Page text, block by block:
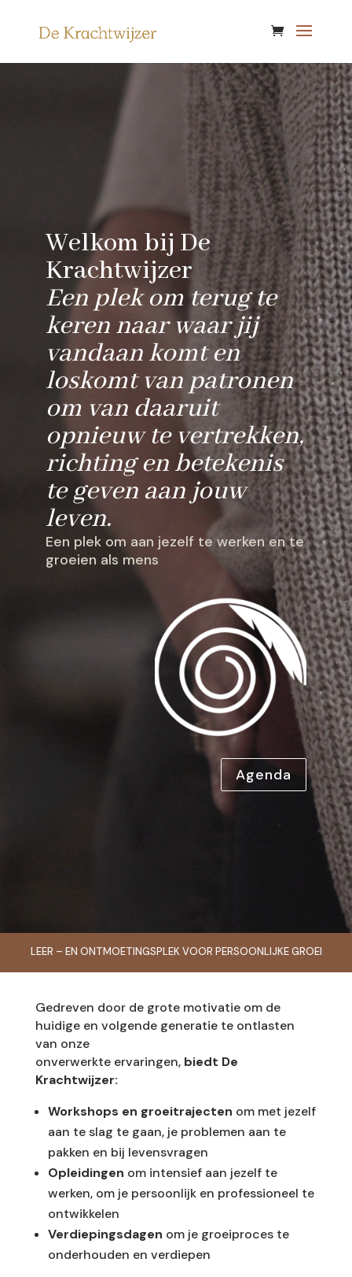
Welkom bij De
Krachtwijzer
Een plek om terug te
keren naar waar jij
vandaan komt en
loskomt van patronen
om van daaruit
opnieuw te vertrekken,
richting en betekenis
te geven aan jouw
leven.
Een plek om aan jezelf te werken en te
groeien als mens
Agenda
LEER – EN ONTMOETINGSPLEK VOOR PERSOONLIJKE GROEI
Gedreven door de grote motivatie om de
huidige en volgende generatie te ontlasten
van onze
onverwerkte ervaringen,biedt De
Krachtwijzer:
Workshops en groeitrajecten om met jezelf
aan te slag te gaan, je problemen aan te
pakken en bij levensvragen
Opleidingen om intensief aan jezelf te
werken, om je persoonlijk en professioneel te
ontwikkelen
Verdiepingsdagen om je groeiproces te
onderhouden en verdiepen